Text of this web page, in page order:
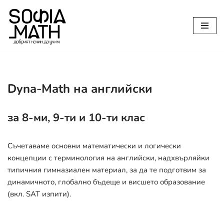
Продължете
към
Dyna-Math на английски
за 8-ми, 9-ти и 10-ти клас
Съчетаваме основни математически и логически
концепции с терминология на английски, надхвърляйки
типичния гимназиален материал, за да те подготвим за
динамичното, глобално бъдеще и висшето образование
(вкл. SAT изпити).